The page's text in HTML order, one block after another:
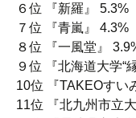
６位 『新羅』 5.3%
７位 『青嵐』 4.3%
８位 『一風堂』
９位 『北海道大学“
10位 『TAKEOすい
11位 『北九州市立